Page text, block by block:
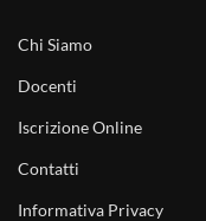
Chi Siamo
Docenti
Iscrizione Online
Contatti
Informativa Privacy